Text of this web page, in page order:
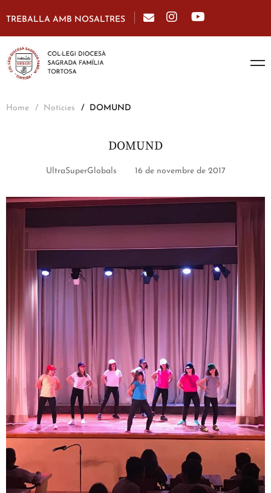
TREBALLA AMB NOSALTRES
Home Notícies DOMUND
DOMUND
UltraSuperGlobals 16 de novembre de 2017